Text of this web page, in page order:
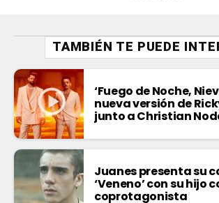
TAMBIÉN TE PUEDE
‘Fuego de Noche,
nueva versión de
junto a Christian
Juanes presenta su
‘Veneno’ con su hijo
coprotagonista